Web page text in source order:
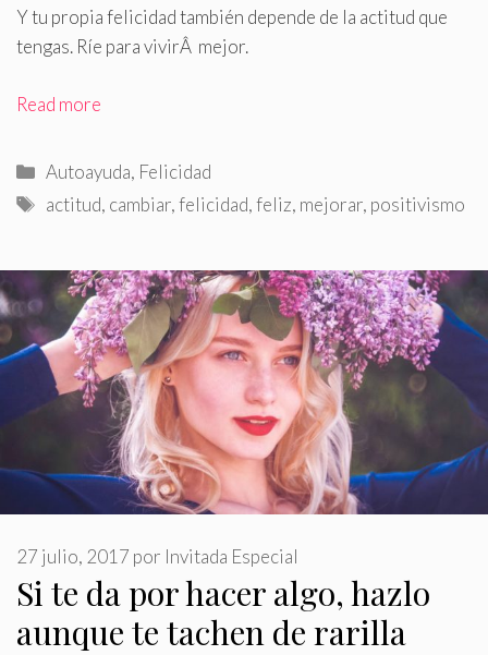
Y tu propia felicidad también depende de la actitud que
tengas. Ríe para vivirÂ mejor.
Read more
Categorías
Autoayuda, Felicidad
Etiquetas
actitud, cambiar,felicidad,feliz, mejorar, positivismo
Si te da por hacer algo, hazlo
aunque te tachen de rarilla
27 julio, 2017 por Invitada Especial